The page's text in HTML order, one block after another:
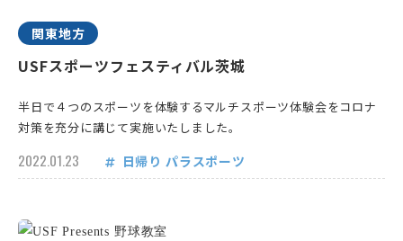
関東地方
USFスポーツフェスティバル茨城
半日で４つのスポーツを体験するマルチスポーツ体験会をコロナ
対策を充分に講じて実施いたしました。
2022.01.23 日帰り パラスポーツ